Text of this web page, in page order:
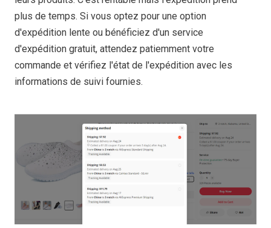
plus de temps. Si vous optez pour une option
d'expédition lente ou bénéficiez d'un service
d'expédition gratuit, attendez patiemment votre
commande et vérifiez l'état de l'expédition avec les
informations de suivi fournies.